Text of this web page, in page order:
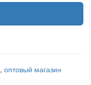
, оптовый магазин